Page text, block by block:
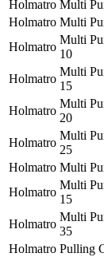
Holmatro Multi
Holmatro Multi
Holmatro
Multi
10
Holmatro
Multi
15
Holmatro
Multi
20
Holmatro
Multi
25
Holmatro Multi
Holmatro
Multi
15
Holmatro
Multi
35
Holmatro Pulling